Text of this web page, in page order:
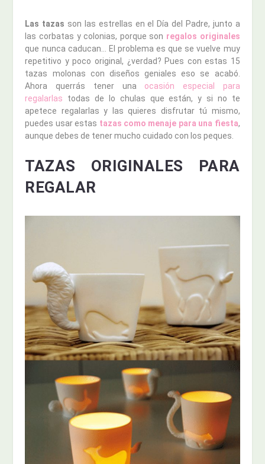
Las tazas son las estrellas en el Día del Padre, junto a
las corbatas y colonias, porque son regalos originales
que nunca caducan… El problema es que se vuelve muy
repetitivo y poco original, ¿verdad? Pues con estas 15
tazas molonas con diseños geniales eso se acabó.
Ahora querrás tener una ocasión especial para
regalarlas todas de lo chulas que están, y si no te
apetece regalarlas y las quieres disfrutar tú mismo,
puedes usar estas tazas como menaje para una fiesta,
aunque debes de tener mucho cuidado con los peques.
TAZAS ORIGINALES PARA
REGALAR